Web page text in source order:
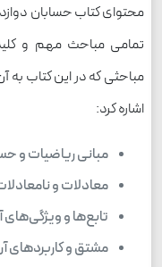
محتوای کتاب حسابان
تمامی مباحث مهم و
مباحثی که در این کتاب به
اشاره کرد:
مبانی ریاضیات و
معادلات و
تابع‌ها و ویژگی‌های
مشتق و کاربردهای